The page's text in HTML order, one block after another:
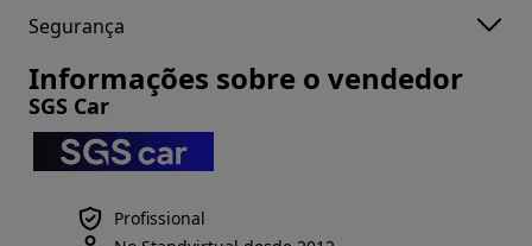
Segurança
Informações sobre o vendedor
SGS Car
Profissional